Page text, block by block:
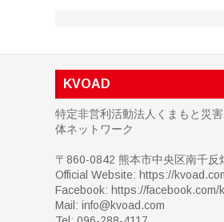
KVOAD
特定非営利活動法人くまもと災
体ネットワーク
〒860-0842 熊本市中央区南千反
Official Website: https://
Facebook: https://facebook.com/
Mail: info@kvoad.com